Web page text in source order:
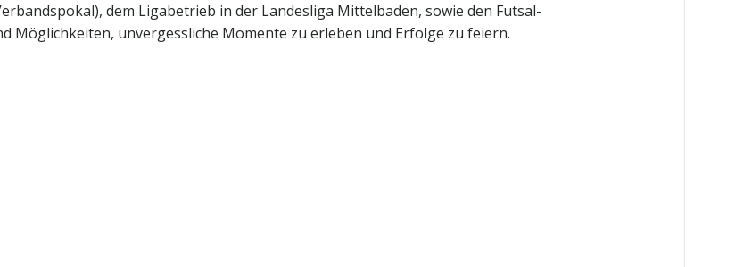
dem Ligabetrieb in der Landesliga Mittelbaden, sowie den Futsal-
Möglichkeiten, unvergessliche Momente zu erleben und Erfolge zu feiern.